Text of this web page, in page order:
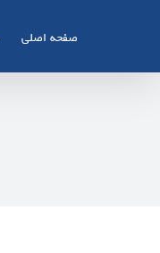
صفحه اصلی